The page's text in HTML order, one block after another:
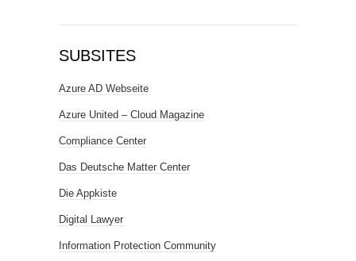
SUBSITES
Azure AD Webseite
Azure United – Cloud Magazine
Compliance Center
Das Deutsche Matter Center
Die Appkiste
Digital Lawyer
Information Protection Community